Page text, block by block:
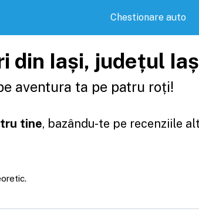
Chestionare auto
din Iași, județul
aventura ta pe patru roți!
tine, bazându-te pe recenziile